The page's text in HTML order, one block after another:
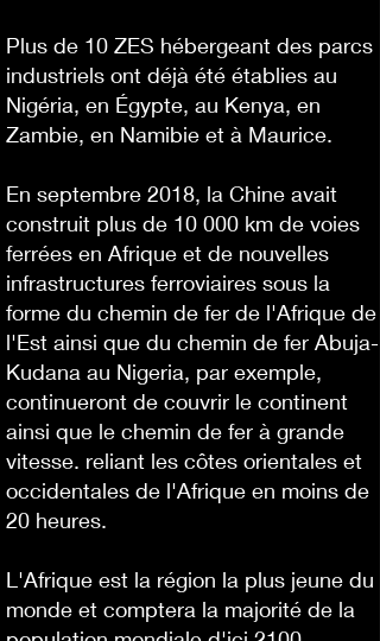
Plus de 10 ZES hébergeant des parcs
industriels ont déjà été établies au
Nigéria, en Égypte, au Kenya, en
Zambie, en Namibie et à Maurice.
En septembre 2018, la Chine avait
construit plus de 10 000 km de voies
ferrées en Afrique et de nouvelles
infrastructures ferroviaires sous la
forme du chemin de fer de l'Afrique de
l'Est ainsi que du chemin de fer Abuja-
Kudana au Nigeria, par exemple,
continueront de couvrir le continent
ainsi que le chemin de fer à grande
vitesse. reliant les côtes orientales et
occidentales de l'Afrique en moins de
20 heures.
L'Afrique est la région la plus jeune du
monde et comptera la majorité de la